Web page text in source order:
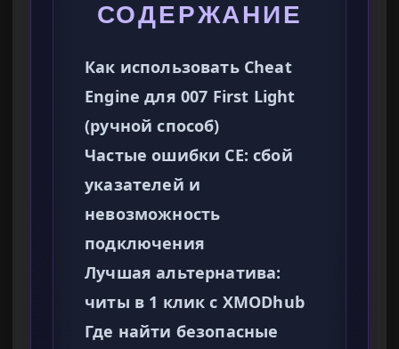
СОДЕРЖАНИЕ
Как использовать Cheat
Engine для 007 First Light
(ручной способ)
Частые ошибки CE: сбой
указателей и
невозможность
подключения
Лучшая альтернатива:
читы в 1 клик с XMODhub
Где найти безопасные